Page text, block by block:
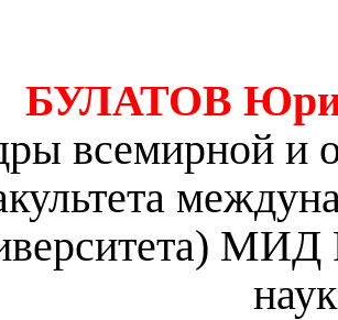
БУЛАТОВ
всемирной и
МИД